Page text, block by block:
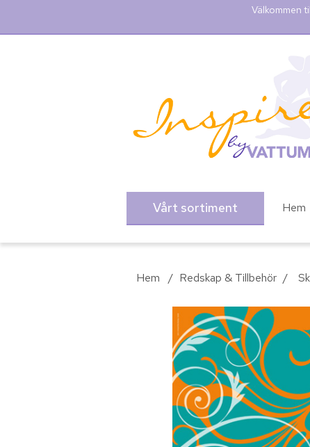
Välkommen
Vårt sortiment Hem
Hem / Redskap & Tillbehör /